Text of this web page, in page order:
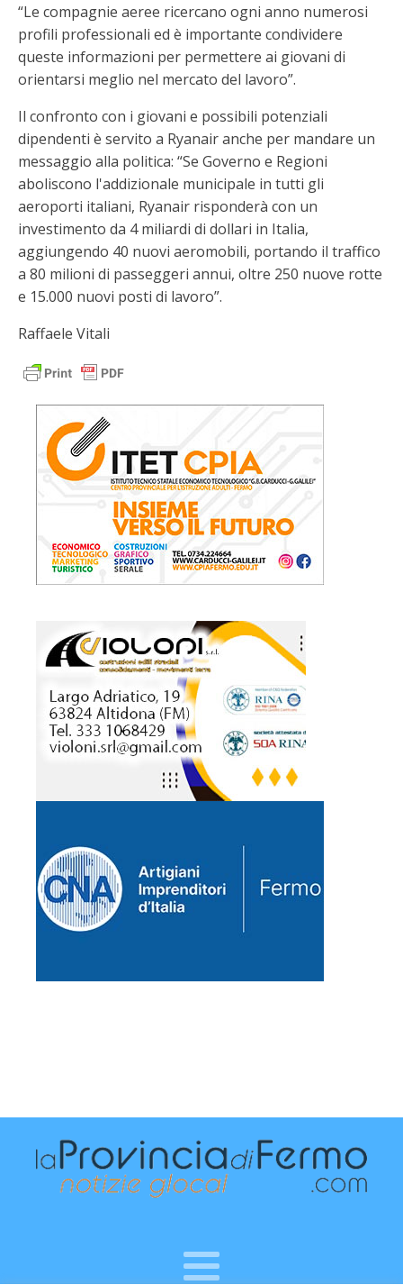
“Le compagnie aeree ricercano ogni anno numerosi
profili professionali ed è importante condividere
queste informazioni per permettere ai giovani di
orientarsi meglio nel mercato del lavoro”.
Il confronto con i giovani e possibili potenziali
dipendenti è servito a Ryanair anche per mandare un
messaggio alla politica: “Se Governo e Regioni
aboliscono l'addizionale municipale in tutti gli
aeroporti italiani, Ryanair risponderà con un
investimento da 4 miliardi di dollari in Italia,
aggiungendo 40 nuovi aeromobili, portando il traffico
a 80 milioni di passeggeri annui, oltre 250 nuove rotte
e 15.000 nuovi posti di lavoro”.
Raffaele Vitali